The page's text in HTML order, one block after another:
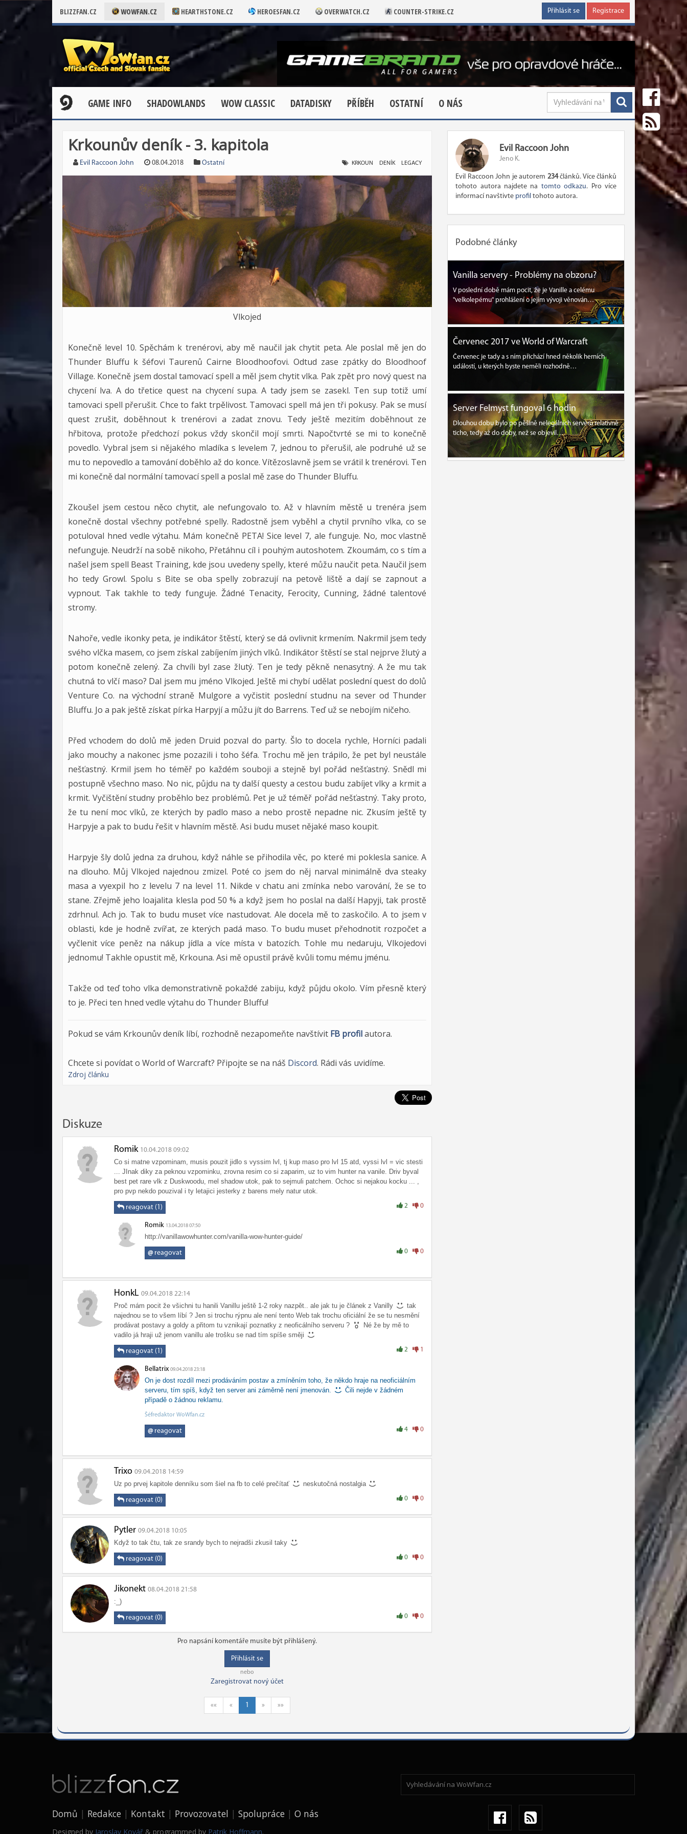
BLIZZFAN.CZ WOWFAN.CZ HEARTHSTONE.CZ HEROESFAN.CZ OVERWATCH.CZ COUNTER-STRIKE.CZ Přihlásit se Registrace
GAME INFO SHADOWLANDS WOW CLASSIC DATADISKY PŘÍBĚH OSTATNÍ O NÁS
Krkounův deník - 3. kapitola
Evil Raccoon John 08.04.2018 Ostatní KRKOUN DENÍK LEGACY
Vlkojed
Konečně level 10. Spěchám k trenérovi, aby mě naučil jak chytit peta. Ale poslal mě jen do
Thunder Bluffu k šéfovi Taurenů Cairne Bloodhoofovi. Odtud zase zpátky do Bloodhoof
Village. Konečně jsem dostal tamovací spell a měl jsem chytit vlka. Pak zpět pro nový quest na
chycení lva. A do třetice quest na chycení supa. A tady jsem se zasekl. Ten sup totiž umí
tamovaci spell přerušit. Chce to fakt trpělivost. Tamovaci spell má jen tři pokusy. Pak se musí
quest zrušit, doběhnout k trenérovi a zadat znovu. Tedy ještě mezitím doběhnout ze
hřbitova, protože předchozí pokus vždy skončil mojí smrti. Napočtvrté se mi to konečně
povedlo. Vybral jsem si nějakého mladíka s levelem 7, jednou to přerušil, ale podruhé už se
mu to nepovedlo a tamování doběhlo až do konce. Vítězoslavně jsem se vrátil k trenérovi. Ten
mi konečně dal normální tamovací spell a poslal mě zase do Thunder Bluffu.
Zkoušel jsem cestou něco chytit, ale nefungovalo to. Až v hlavním městě u trenéra jsem
konečně dostal všechny potřebné spelly. Radostně jsem vyběhl a chytil prvního vlka, co se
potuloval hned vedle výtahu. Mám konečně PETA! Sice level 7, ale funguje. No, moc vlastně
nefunguje. Neudrží na sobě nikoho, Přetáhnu cíl i pouhým autoshotem. Zkoumám, co s tím a
našel jsem spell Beast Training, kde jsou uvedeny spelly, které můžu naučit peta. Naučil jsem
ho tedy Growl. Spolu s Bite se oba spelly zobrazují na petově liště a dají se zapnout a
vypnout. Tak takhle to tedy funguje. Žádné Tenacity, Ferocity, Cunning, žádné talentové
stromy.
Nahoře, vedle ikonky peta, je indikátor štěstí, který se dá ovlivnit krmením. Nakrmil jsem tedy
svého vlčka masem, co jsem získal zabíjením jiných vlků. Indikátor štěstí se stal nejprve žlutý a
potom konečně zelený. Za chvíli byl zase žlutý. Ten je tedy pěkně nenasytný. A že mu tak
chutná to vlčí maso? Dal jsem mu jméno Vlkojed. Ještě mi chybí udělat poslední quest do dolů
Venture Co. na východní straně Mulgore a vyčistit poslední studnu na sever od Thunder
Bluffu. Jo a pak ještě získat pírka Harpyjí a můžu jít do Barrens. Teď už se nebojím ničeho.
Před vchodem do dolů mě jeden Druid pozval do party. Šlo to docela rychle, Horníci padali
jako mouchy a nakonec jsme pozazili i toho šéfa. Trochu mě jen trápilo, že pet byl neustále
nešťastný. Krmil jsem ho téměř po každém souboji a stejně byl pořád nešťastný. Snědl mi
postupně všechno maso. No nic, půjdu na ty další questy a cestou budu zabíjet vlky a krmit a
krmit. Vyčištění studny proběhlo bez problémů. Pet je už téměř pořád nešťastný. Taky proto,
že tu není moc vlků, ze kterých by padlo maso a nebo prostě nepadne nic. Zkusím ještě ty
Harpyje a pak to budu řešit v hlavním městě. Asi budu muset nějaké maso koupit.
Harpyje šly dolů jedna za druhou, když náhle se přihodila věc, po které mi poklesla sanice. A
na dlouho. Můj Vlkojed najednou zmizel. Poté co jsem do něj narval minimálně dva steaky
masa a vyexpil ho z levelu 7 na level 11. Nikde v chatu ani zmínka nebo varování, že se to
stane. Zřejmě jeho loajalita klesla pod 50 % a když jsem ho poslal na další Hapyji, tak prostě
zdrhnul. Ach jo. Tak to budu muset více nastudovat. Ale docela mě to zaskočilo. A to jsem v
oblasti, kde je hodně zvířat, ze kterých padá maso. To budu muset přehodnotit rozpočet a
vyčlenit více peněz na nákup jídla a více místa v batozích. Tohle mu nedaruju, Vlkojedovi
jednomu! Takhle opustit mě, Krkouna. Asi mě opustil právě kvůli tomu mému jménu.
Takže od teď toho vlka demonstrativně pokaždé zabiju, když půjdu okolo. Vím přesně který
to je. Přeci ten hned vedle výtahu do Thunder Bluffu!
Pokud se vám Krkounův deník líbí, rozhodně nezapomeňte navštívit FB profilautora.
Chcete si povídat o World of Warcraft? Připojte se na náš Discord. Rádi vás uvidíme.
Zdroj článku
Evil Raccoon John
Jeno K.
Evil Raccoon John je autorem 234článků. Více článků
tohoto autora najdete na tomto odkazu. Pro více
informací navštivte profil tohoto autora.
Podobné články
Vanilla servery - Problémy na obzoru?
V poslední době mám pocit, že je Vanille a celému
"velkolepému" prohlášení o jejím vývoji věnován…
Červenec 2017 ve World of Warcraft
Červenec je tady a s ním přichází hned několik herních
událostí, u kterých byste neměli rozhodně…
Server Felmyst fungoval 6 hodin
Dlouhou dobu bylo po pěšině nelegálních serverů relativně
ticho, tedy až do doby, než se objevil…
Diskuze
Romik 10.04.2018 09:02
Co si matne vzpominam, musis pouzit jidlo s vyssim lvl, tj kup maso pro lvl 15 atd, vyssi lvl = vic stesti
... JInak diky za peknou vzpominku, zrovna resim co si zaparim, uz to vim hunter na vanile. Driv byval
best pet rare vlk z Duskwoodu, mel shadow utok, pak to sejmuli patchem. Ochoc si nejakou kocku ... ,
pro pvp nekdo pouzival i ty letajici jesterky z barens mely natur utok.
reagovat (1) 2 0
Romik 13.04.2018 07:50
http://vanillawowhunter.com/vanilla-wow-hunter-guide/
@reagovat 0 0
HonkL 09.04.2018 22:14
Proč mám pocit že všichni tu hanili Vanillu ještě 1-2 roky nazpět.. ale jak tu je článek z Vanilly
tak
najednou se to všem líbí ? Jen si trochu rýpnu ale není tento Web tak trochu oficiální že se tu nesmění
prodávat postavy a goldy a přitom tu vznikají poznatky z neoficálního serveru ?
Né že by mě to
vadilo já hraji už jenom vanillu ale trošku se nad tím spíše směji
reagovat (1) 2 1
Bellatrix 09.04.2018 23:18
On je dost rozdíl mezi prodáváním postav a zmíněním toho, že někdo hraje na neoficiálním
serveru, tím spíš, když ten server ani záměrně není jmenován.
Čili nejde v žádném
případě o žádnou reklamu.
Šéfredaktor WoWfan.cz
@reagovat 4 0
Trixo 09.04.2018 14:59
Uz po prvej kapitole denníku som šiel na fb to celé prečítať neskutočná nostalgia
reagovat (0) 0 0
Pytler 09.04.2018 10:05
Když to tak čtu, tak ze srandy bych to nejradši zkusil taky
reagovat (0) 0 0
Jikonekt 08.04.2018 21:58
:_)
reagovat (0) 0 0
Pro napsání komentáře musíte být přihlášený.
Přihlásit se
nebo
Zaregistrovat nový účet
«« « 1 » »»
Domů Redakce Kontakt Provozovatel Spolupráce O nás
Designed by Jaroslav Kovář & programmed by Patrik Hoffmann.